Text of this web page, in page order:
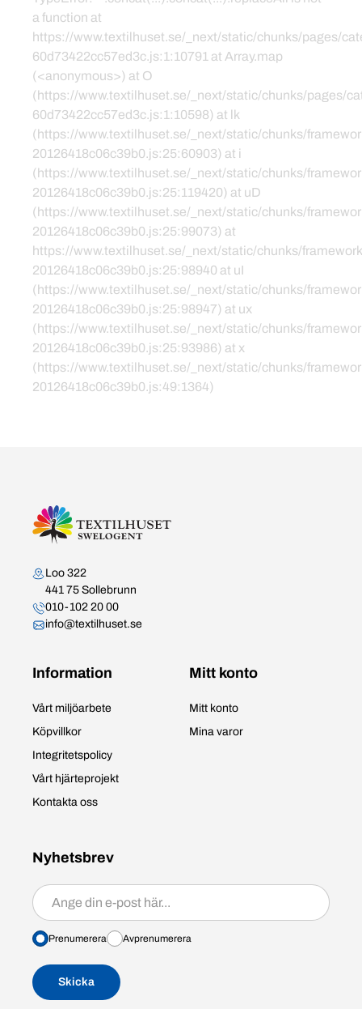
a function at
https://www.textilhuset.se/_next/static/chunks/pages/
60d73422cc57ed3c.js:1:10791 at Array.map
(<anonymous>) at O
(https://www.textilhuset.se/_next/static/chunks/pages/
60d73422cc57ed3c.js:1:10598) at lk
(https://www.textilhuset.se/_next/static/chunks/
20126418c06c39b0.js:25:60903) at i
(https://www.textilhuset.se/_next/static/chunks/
20126418c06c39b0.js:25:119420) at uD
(https://www.textilhuset.se/_next/static/chunks/
20126418c06c39b0.js:25:99073) at
https://www.textilhuset.se/_next/static/chunks/
20126418c06c39b0.js:25:98940 at uI
(https://www.textilhuset.se/_next/static/chunks/
20126418c06c39b0.js:25:98947) at ux
(https://www.textilhuset.se/_next/static/chunks/
20126418c06c39b0.js:25:93986) at x
(https://www.textilhuset.se/_next/static/chunks/
20126418c06c39b0.js:49:1364)
Kontakta oss
Loo 322
441 75 Sollebrunn
010-102 20 00
info@textilhuset.se
Information
Vårt miljöarbete
Köpvillkor
Integritetspolicy
Vårt hjärteprojekt
Kontakta oss
Mitt konto
Mitt konto
Mina varor
Nyhetsbrev
Prenumerera/avprenumerera
Prenumerera Avprenumerera
Skicka